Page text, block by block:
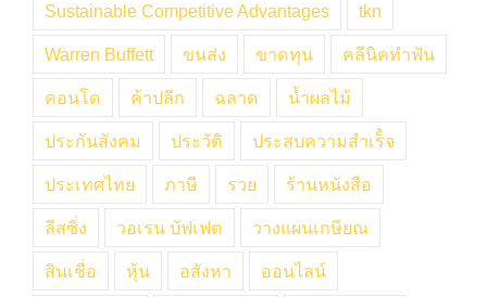
Sustainable Competitive Advantages tkn
Warren Buffett ขนส่ง ขาดทุน คลีนิคทำฟัน
คอนโด ค้าปลีก ฉลาด น้ำผลไม้
ประกันสังคม ประวัติ ประสบความสำเร็๋จ
ประเทศไทย ภาษี รวย ร้านหนังสือ
ลีสซิ่ง วอเรน บัฟเฟต วางแผนเกษียณ
สินเชื่อ หุ้น อสังหา ออนไลน์